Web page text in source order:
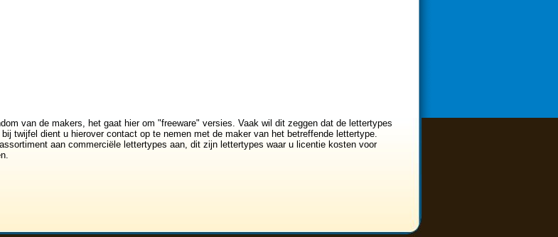
van de makers, het gaat hier om "freeware" versies. Vaak wil dit zeggen dat de lettertypes
twijfel dient u hierover contact op te nemen met de maker van het betreffende lettertype.
aan commerciële lettertypes aan, dit zijn lettertypes waar u licentie kosten voor